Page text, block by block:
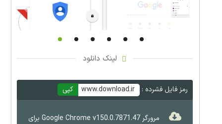
لینک دانلود
رمز فایل فشرده : www.download.ir کپی
مرورگر Google Chrome v150.0.7871.47 برای